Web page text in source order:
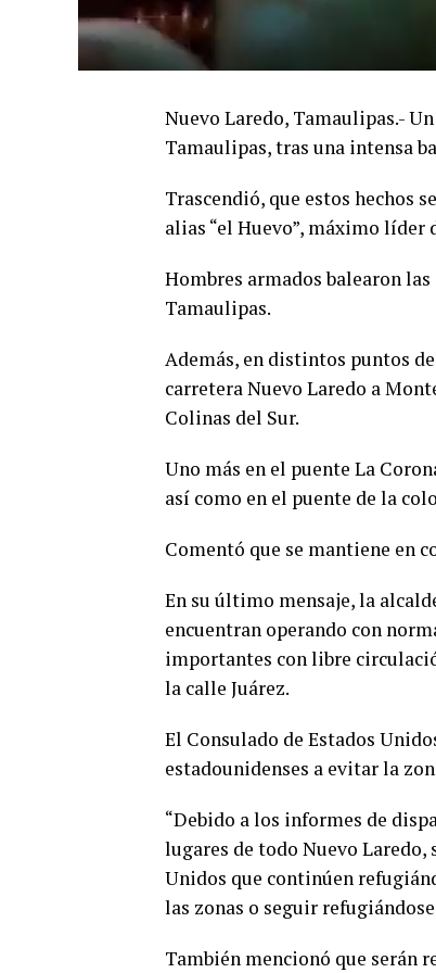
Nuevo Laredo, Tamaulipas.-
Tamaulipas, tras una intensa
Trascendió, que estos hechos
alias “el Huevo”, máximo líder
Hombres armados balearon
Tamaulipas.
Además, en distintos puntos
carretera Nuevo Laredo a
Colinas del Sur.
Uno más en el puente La
así como en el puente de la
Comentó que se mantiene en
En su último mensaje, la
encuentran operando con
importantes con libre
la calle Juárez.
El Consulado de Estados
estadounidenses a evitar la
“Debido a los informes de
lugares de todo Nuevo Laredo,
Unidos que continúen
las zonas o seguir
También mencionó que serán